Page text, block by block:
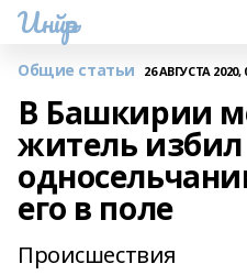
Инйәр
Общие статьи 26 АВГУСТА 2020,
В Башкирии
житель избил
его в поле
Происшествия